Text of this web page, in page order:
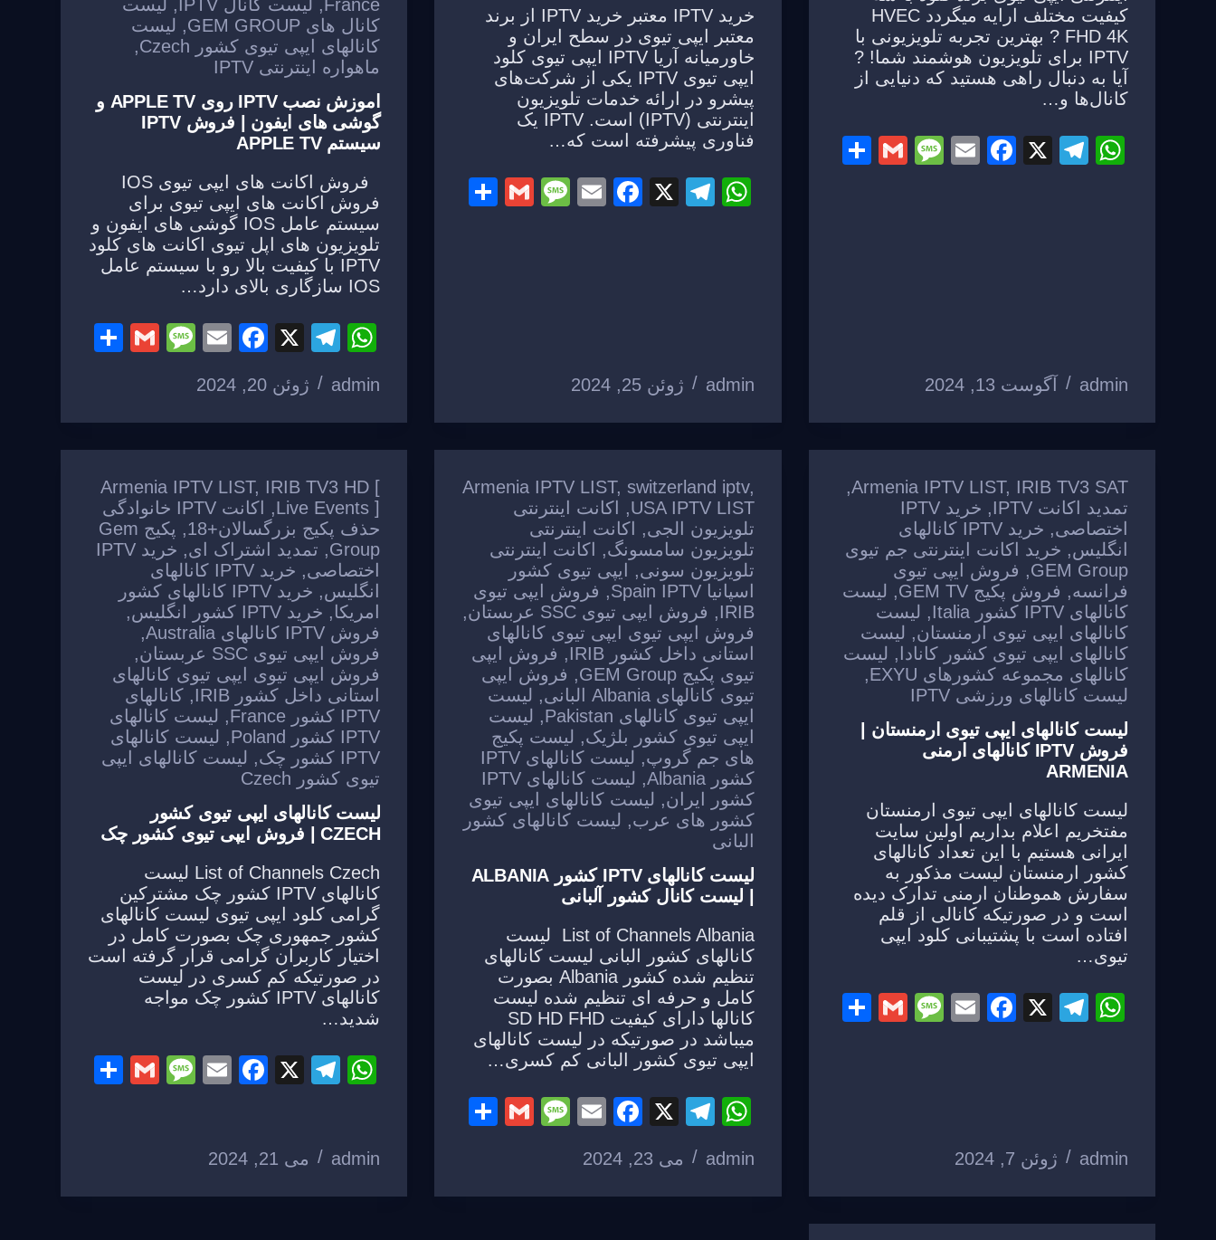
کیفیت مختلف ارایه میگردد HVEC
FHD 4K ? بهترین تجربه تلویزیونی با
IPTV برای تلویزیون هوشمند شما! ?
آیا به دنبال راهی هستید که دنیایی از
کانال‌ها و…
W
T
X
F
E
M
G
admin آگوست 13, 2024
خرید IPTV معتبر خرید IPTV از برند
معتبر ایپی تیوی در سطح ایران و
خاورمیانه آریا IPTV ایپی تیوی کلود
ایپی تیوی IPTV یکی از شرکت‌های
پیشرو در ارائه خدمات تلویزیون
اینترنتی (IPTV) است. IPTV یک
فناوری پیشرفته است که…
W
T
X
F
k
E
M
G
admin ژوئن 25, 2024
France
, لیست کانال IPTV , لیست
کانال های GEM GROUP
, لیست
کانالهای ایپی تیوی کشور Czech
,
ماهواره اینترنتی IPTV
اموزش نصب IPTV روی APPLE TV و
گوشی های ایفون | فروش IPTV
سیستم APPLE TV
فروش اکانت های ایپی تیوی برای
سیستم عامل IOS گوشی های ایفون و
تلویزیون های اپل تیوی اکانت های کلود
IPTV با کیفیت بالا رو با سیستم عامل
IOS سازگاری بالای دارد…
W
at
s
A
p
p
T
e
gr
a
m
X
F
c
e
b
o
o
k
E
ail
M
a
g
e
G
e
admin ژوئن 20, 2024
Armenia IPTV LIST, IRIB TV3 SAT
,
تمدید اکانت IPTV
,
خرید IPTV
اختصاصی,
خرید IPTV کانالهای
انگلیس, خرید اکانت اینترنتی جم تیوی
GEM Group
, فروش ایپی تیوی
فرانسه, فروش پکیج GEM TV , لیست
کانالهای IPTV کشور Italia
, لیست
کانالهای ایپی تیوی ارمنستان, لیست
کانالهای ایپی تیوی کشور کانادا , لیست
کانالهای مجموعه کشورهای EXYU
,
لیست کانالهای ورزشی IPTV
لیست کانالهای ایپی تیوی ارمنستان |
فروش IPTV کانالهای ارمنی
ARMENIA
لیست کانالهای ایپی تیوی ارمنستان
مفتخریم اعلام بداریم اولین سایت
ایرانی هستیم با این تعداد کانالهای
کشور ارمنستان لیست مذکور به
سفارش هموطنان ارمنی تدارک دیده
است و در صورتیکه کانالی از قلم
افتاده است با پشتیبانی کلود ایپی
تیوی…
W
p
T
m
X
F
o
E
M
G
admin ژوئن 7, 2024
Armenia IPTV LIST, switzerland iptv,
USA IPTV LIST
,
اکانت اینترنتی
تلویزیون الجی,
اکانت اینترنتی
تلویزیون سامسونگ,
اکانت اینترنتی
تلویزیون سونی,
ایپی تیوی کشور
اسپانیا Spain IPTV
, فروش ایپی تیوی
IRIB
, فروش ایپی تیوی SSC عربستان
,
فروش ایپی تیوی ایپی تیوی کانالهای
استانی داخل کشور IRIB
, فروش ایپی
تیوی پکیج GEM Group
, فروش ایپی
تیوی کانالهای Albania البانی
, لیست
ایپی تیوی کانالهای Pakistan
, لیست
ایپی تیوی کشور بلژیک, لیست پکیج
های جم گروپ,
لیست کانالهای IPTV
کشور Albania
,
لیست کانالهای IPTV
کشور ایران, لیست کانالهای ایپی تیوی
کشور های عرب, لیست کانالهای کشور
البانی
لیست کانالهای IPTV کشور ALBANIA
| لیست کانال کشور آلبانی
List of Channels Albania لیست
کانالهای کشور البانی لیست کانالهای
تنظیم شده کشور Albania بصورت
کامل و حرفه ای تنظیم شده لیست
کانالها دارای کیفیت SD HD FHD
میباشد در صورتیکه در لیست کانالهای
ایپی تیوی کشور البانی کم کسری…
W
at
s
T
e
gr
X
F
c
e
E
M
a
G
e
admin می 23, 2024
Armenia IPTV LIST, IRIB TV3 HD [
Live Events ]
,
اکانت IPTV خانوادگی
حذف پکیج بزرگسالان+18
,
پکیج Gem
Group
, تمدید اشتراک ای,
خرید IPTV
اختصاصی,
خرید IPTV کانالهای
انگلیس,
خرید IPTV کانالهای کشور
امریکا, خرید IPTV کشور انگلیس
,
فروش IPTV کانالهای Australia
,
فروش ایپی تیوی SSC عربستان
,
فروش ایپی تیوی ایپی تیوی کانالهای
استانی داخل کشور IRIB
, کانالهای
IPTV کشور France
, لیست کانالهای
IPTV کشور Poland
, لیست کانالهای
IPTV کشور چک
, لیست کانالهای ایپی
تیوی کشور Czech
لیست کانالهای ایپی تیوی کشور
CZECH | فروش ایپی تیوی کشور چک
List of Channels Czech لیست
کانالهای IPTV کشور چک مشترکین
گرامی کلود ایپی تیوی لیست کانالهای
کشور جمهوری چک بصورت کامل در
اختیار کاربران گرامی قرار گرفته است
در صورتیکه کم کسری در لیست
کانالهای IPTV کشور چک مواجه
شدید…
W
s
T
gr
X
F
e
E
M
G
admin می 21, 2024